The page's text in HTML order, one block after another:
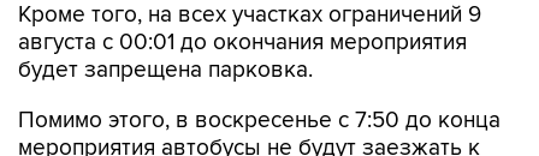
Кроме того, на всех участках ограничений 9
августа с 00:01 до окончания мероприятия
будет запрещена парковка.
Помимо этого, в воскресенье с 7:50 до конца
мероприятия автобусы не будут заезжать к